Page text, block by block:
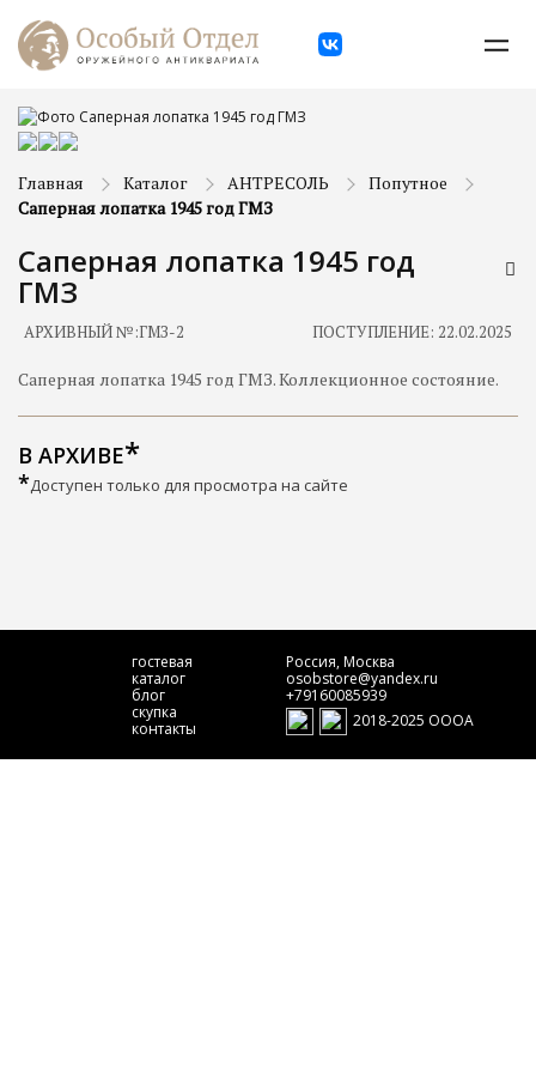
Главная Каталог АНТРЕСОЛЬ
Попутное
Саперная лопатка 1945 год ГМЗ
Саперная лопатка 1945 год
ГМЗ
АРХИВНЫЙ №:ГМЗ-2 ПОСТУПЛЕНИЕ: 22.02.2025
Саперная лопатка 1945 год ГМЗ. Коллекционное состояние.
В АРХИВЕ
*Доступен только для просмотра на сайте
гостевая
каталог
блог
скупка
контакты
Россия, Москва
osobstore@yandex.ru
+79160085939
2018-2025 ОООА